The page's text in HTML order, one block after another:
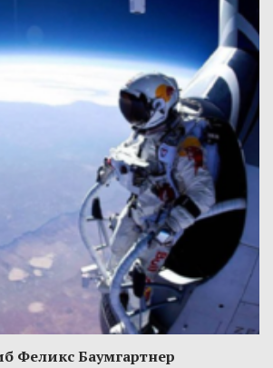
Феликс Баумгартнер